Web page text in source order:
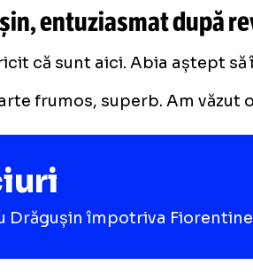
entuziasmat după
că sunt aici. Abia aștept
frumos, superb. Am văzut
Drăgușin împotriva